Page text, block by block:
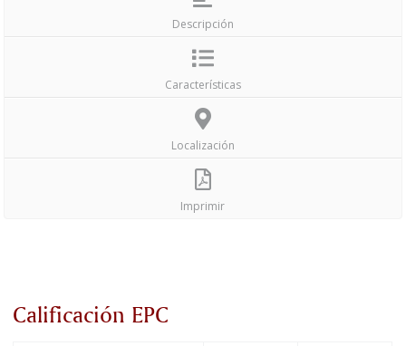
Descripción
Características
Localización
Imprimir
Calificación EPC